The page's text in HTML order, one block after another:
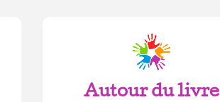
Autour du livre